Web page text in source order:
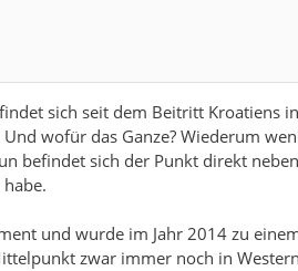
sich seit dem Beitritt Kroatiens in
wofür das Ganze? Wiederum
befindet sich der Punkt direkt
und wurde im Jahr 2014 zu
zwar immer noch in